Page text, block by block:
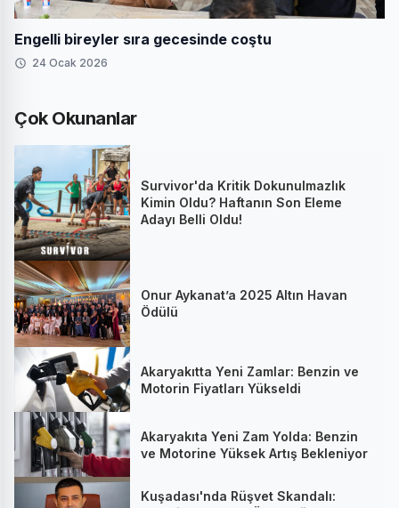
Engelli bireyler sıra gecesinde coştu
24 Ocak 2026
Çok Okunanlar
Survivor'da Kritik Dokunulmazlık
Kimin Oldu? Haftanın Son Eleme
Adayı Belli Oldu!
Onur Aykanat’a 2025 Altın Havan
Ödülü
Akaryakıtta Yeni Zamlar: Benzin ve
Motorin Fiyatları Yükseldi
Akaryakıta Yeni Zam Yolda: Benzin
ve Motorine Yüksek Artış Bekleniyor
Kuşadası'nda Rüşvet Skandalı: